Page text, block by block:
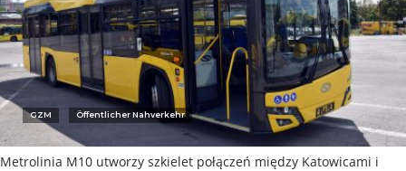
GZM Öffentlicher Nahverkehr
Metrolinia M10 utworzy szkielet połączeń między Katowicami i